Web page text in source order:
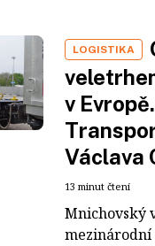
LOGISTIKA
v
Václava
13 minut čtení
Mnichovský